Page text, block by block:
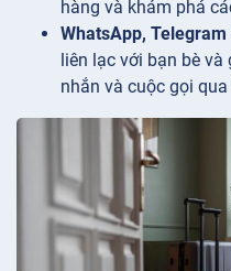
hàng và khám phá
WhatsApp,
liên lạc với bạn bè
nhắn và cuộc gọi qua